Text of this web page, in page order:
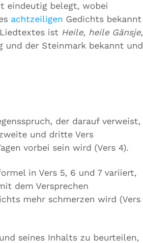
eindeutig belegt, wobei
achtzeiligen Gedichts bekannt
ist Heile, heile Gänsje,
und der Steinmark bekannt und
der darauf verweist,
und dritte Vers
vorbei sein wird (Vers 4).
in Vers 5, 6 und 7 variiert,
dem Versprechen
mehr schmerzen wird (Vers
seines Inhalts zu beurteilen,